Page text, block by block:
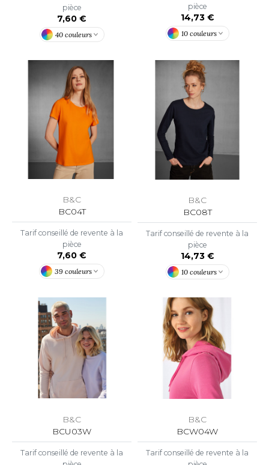
MORNING STUDIOS
SEGURIDAD
ATHLETIC®
ATHLETIC® COLLECTION
pièce
7,60 €
40 couleurs
pièce
14,73 €
10 couleurs
B&C
BC04T
Tarif conseillé de revente à la
pièce
7,60 €
39 couleurs
B&C
BC08T
Tarif conseillé de revente à la
pièce
14,73 €
10 couleurs
B&C
BCU03W
Tarif conseillé de revente à la
B&C
BCW04W
Tarif conseillé de revente à la